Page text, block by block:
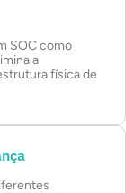
SOC como
a
física de